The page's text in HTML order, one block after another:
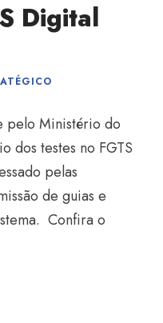
Digital
pelo Ministério do
dos testes no FGTS
pelas
de guias e
Confira o